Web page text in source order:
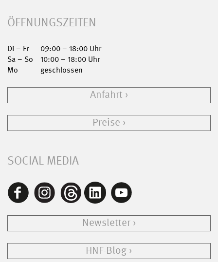
ÖFFNUNGSZEITEN
Di – Fr
09:00 – 18:00 Uhr
Sa – So
10:00 – 18:00 Uhr
Mo
geschlossen
Anfahrt
Preise
SOCIAL MEDIA
Newsletter
HNF-Blog